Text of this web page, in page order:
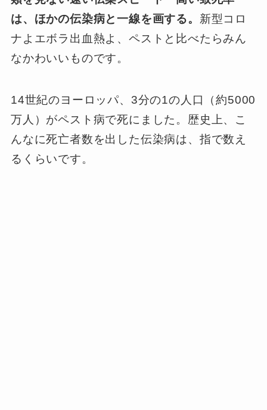
は、ほかの伝染病と一線を画する。 新型コロ
ナよエボラ出血熱よ、ペストと比べたらみん
なかわいいものです。
14世紀のヨーロッパ、3分の1の人口（約5000
万人）がペスト病で死にました。歴史上、こ
んなに死亡者数を出した伝染病は、指で数え
るくらいです。